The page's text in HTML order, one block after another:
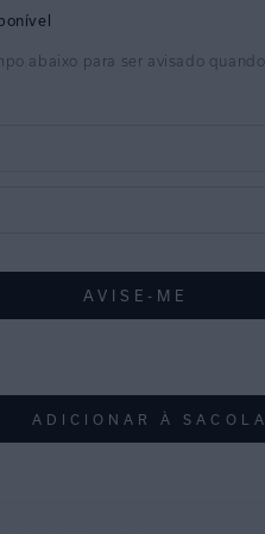
ADICIONAR À SACOLA